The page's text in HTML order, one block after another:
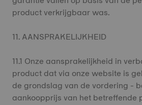
product verkrijgbaar was.
11. AANSPRAKELIJKHEID
11.1 Onze aansprakelijkheid in
product dat via onze website is
de grondslag van de vordering -
aankoopprijs van het betreffende